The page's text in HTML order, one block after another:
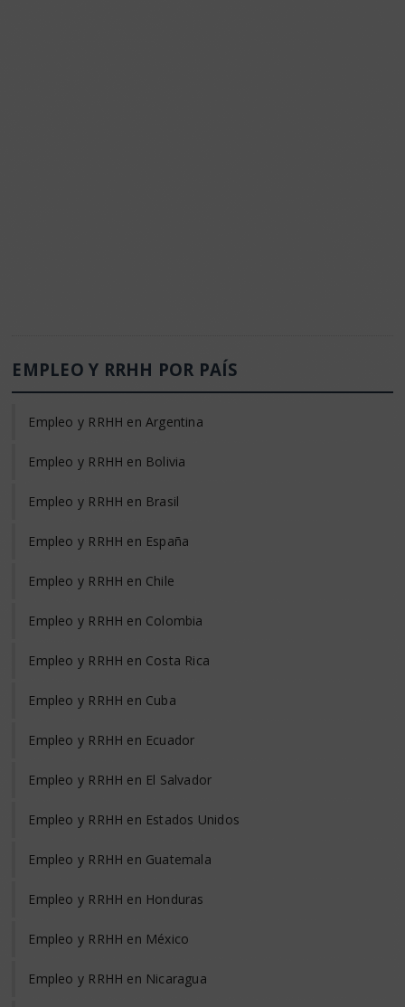
EMPLEO Y RRHH POR PAÍS
Empleo y RRHH en Argentina
Empleo y RRHH en Bolivia
Empleo y RRHH en Brasil
Empleo y RRHH en España
Empleo y RRHH en Chile
Empleo y RRHH en Colombia
Empleo y RRHH en Costa Rica
Empleo y RRHH en Cuba
Empleo y RRHH en Ecuador
Empleo y RRHH en El Salvador
Empleo y RRHH en Estados Unidos
Empleo y RRHH en Guatemala
Empleo y RRHH en Honduras
Empleo y RRHH en México
Empleo y RRHH en Nicaragua